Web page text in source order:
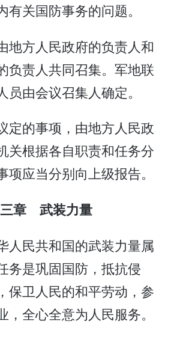
有关国防事务的问题。
地方人民政府的负责人和
负责人共同召集。军地联
员由会议召集人确定。
定的事项，由地方人民政
关根据各自职责和任务分
项应当分别向上级报告。
章 武装力量
民共和国的武装力量属
务是巩固国防，抵抗侵
保卫人民的和平劳动，参
，全心全意为人民服务。